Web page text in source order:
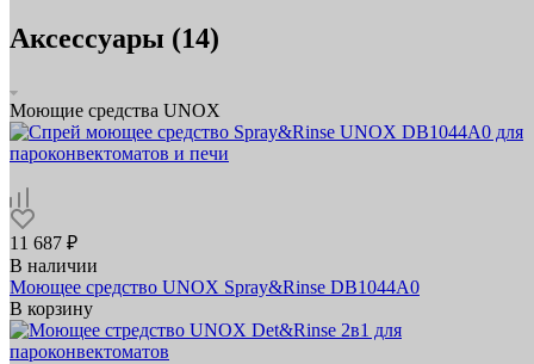
Аксессуары (14)
Моющие средства UNOX
11 687 ₽
В наличии
Моющее средство UNOX Spray&Rinse DB1044A0
В корзину